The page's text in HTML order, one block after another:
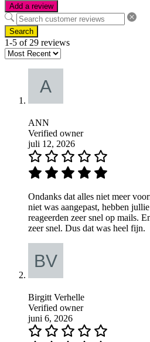
Add a review
Search
1-5 of 29 reviews
ANN
Verified owner
juli 12, 2026
Ondanks dat alles niet meer
niet was aangepast, hebben
reageerden zeer snel op mails.
zeer snel. Dus dat was heel fijn.
Birgitt Verhelle
Verified owner
juni 6, 2026